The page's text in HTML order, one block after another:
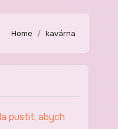
Home kavárna
pustit, abych